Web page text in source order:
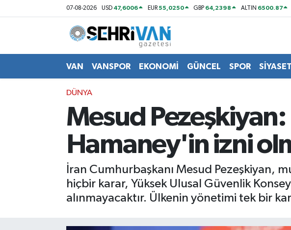
07-08-2026 USD 47,6006 EUR55,0250 GBP 64,2398 ALTIN 6500.87
VAN VANSPOR EKONOMİ GÜNCEL SPOR SİYASET
DÜNYA
Mesud
Hamaney'in izni
İran Cumhurbaşkanı Mesud Pezeşkiyan,
hiçbir karar, Yüksek Ulusal Güvenlik
alınmayacaktır. Ülkenin yönetimi tek bir
Van Nöbetçi Eczaneler
Van Hava Durumu
VAN Namaz Vakitleri
Van Trafik Yoğunluk Haritası
Süper Lig Puan Durumu ve Fikstür
Tüm Manşetler
Son Dakika Haberleri